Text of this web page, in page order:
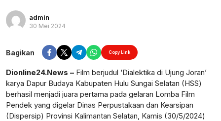
admin
30 Mei 2024
Bagikan Copy Link
Dionline24.News – Film berjudul ‘Dialektika di Ujung Joran’
karya Dapur Budaya Kabupaten Hulu Sungai Selatan (HSS)
berhasil menjadi juara pertama pada gelaran Lomba Film
Pendek yang digelar Dinas Perpustakaan dan Kearsipan
(Dispersip) Provinsi Kalimantan Selatan, Kamis (30/5/2024)